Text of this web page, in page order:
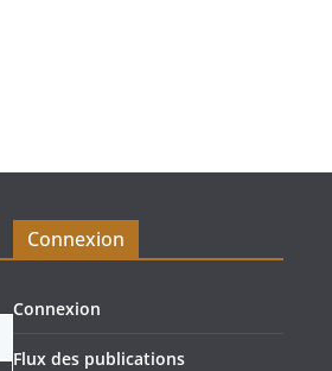
Connexion
Connexion
Flux des publications